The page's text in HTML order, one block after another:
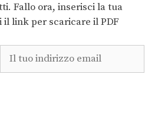
Fallo ora, inserisci la tua
link per scaricare il PDF